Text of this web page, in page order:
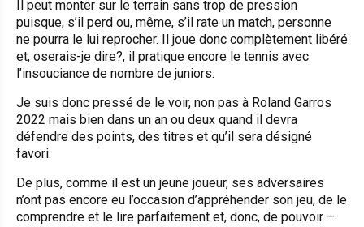
Il peut monter sur le terrain sans trop de pression
puisque, s’il perd ou, même, s’il rate un match, personne
ne pourra le lui reprocher. Il joue donc complètement libéré
et, oserais-je dire?, il pratique encore le tennis avec
l’insouciance de nombre de juniors.
Je suis donc pressé de le voir, non pas à Roland Garros
2022 mais bien dans un an ou deux quand il devra
défendre des points, des titres et qu’il sera désigné
favori.
De plus, comme il est un jeune joueur, ses adversaires
n’ont pas encore eu l’occasion d’appréhender son jeu, de le
comprendre et le lire parfaitement et, donc, de pouvoir –